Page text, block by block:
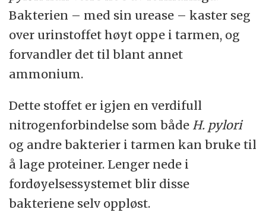
Bakterien – med sin urease – kaster seg
over urinstoffet høyt oppe i tarmen, og
forvandler det til blant annet
ammonium.
Dette stoffet er igjen en verdifull
nitrogenforbindelse som både H. pylori
og andre bakterier i tarmen kan bruke til
å lage proteiner. Lenger nede i
fordøyelsessystemet blir disse
bakteriene selv oppløst.